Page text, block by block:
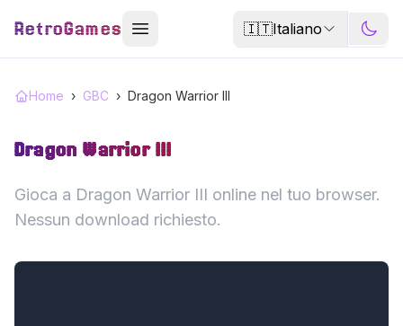
RetroGames 🇮🇹Italiano
Home › GBC › Dragon Warrior III
Dragon Warrior III
Gioca a Dragon Warrior III online nel tuo browser.
Nessun download richiesto.